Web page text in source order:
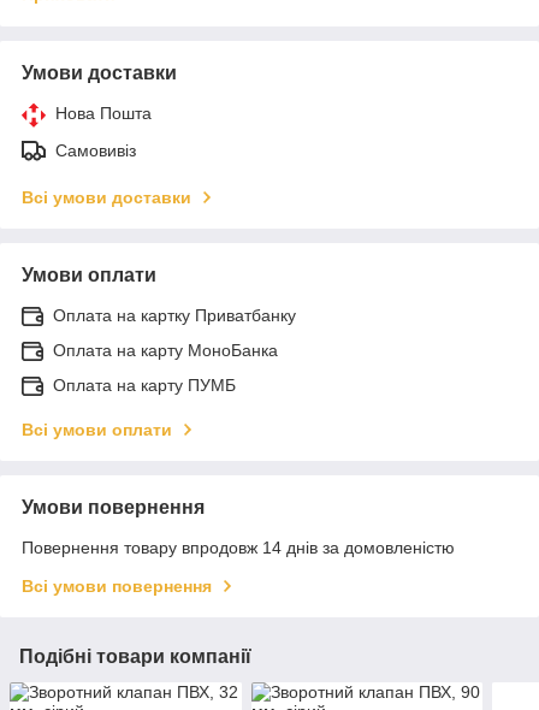
Умови доставки
Нова Пошта
Самовивіз
Всі умови доставки
Умови оплати
Оплата на картку Приватбанку
Оплата на карту МоноБанка
Оплата на карту ПУМБ
Всі умови оплати
Умови повернення
Повернення товару впродовж 14 днів за домовленістю
Всі умови повернення
Подібні товари компанії